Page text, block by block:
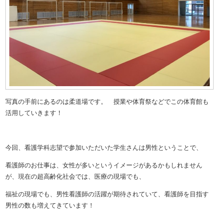
写真の手前にあるのは柔道場です。 授業や体育祭などでこの体育館も
活用していきます！
今回、看護学科志望で参加いただいた学生さんは男性ということで、
看護師のお仕事は、女性が多いというイメージがあるかもしれません
が、現在の超高齢化社会では、医療の現場でも、
福祉の現場でも、男性看護師の活躍が期待されていて、看護師を目指す
男性の数も増えてきています！